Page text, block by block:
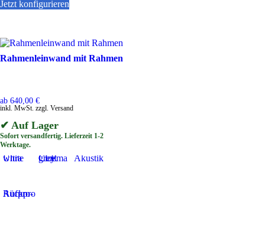
Jetzt konfigurieren
auf.
Die
Produktseite
werden
Rahmenleinwand mit Rahmen
ab 640,00 €
inkl. MwSt. zzgl. Versand
✔ Auf Lager
Sofort versandfertig. Lieferzeit 1-2
Werktage.
Ultra white Cinema grey CLR Akustik
Aufpro-Rückpro